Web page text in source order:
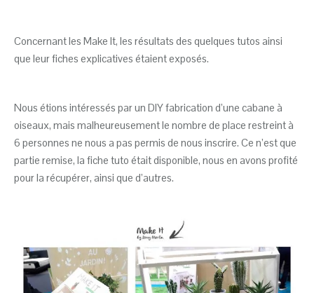
Concernant les Make It, les résultats des quelques ­­tutos ainsi
que leur fiches explicatives étaient exposés.
Nous étions intéressés par un DIY fabrication d’une cabane à
oiseaux, mais malheureusement le nombre de place restreint à
6 personnes ne nous a pas permis de nous inscrire. Ce n’est que
partie remise, la fiche tuto était disponible, nous en avons profité
pour la récupérer, ainsi que d’autres.